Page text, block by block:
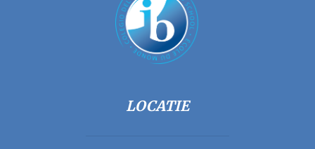
LOCATIE